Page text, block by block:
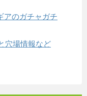
のガチャガチ
穴場情報など